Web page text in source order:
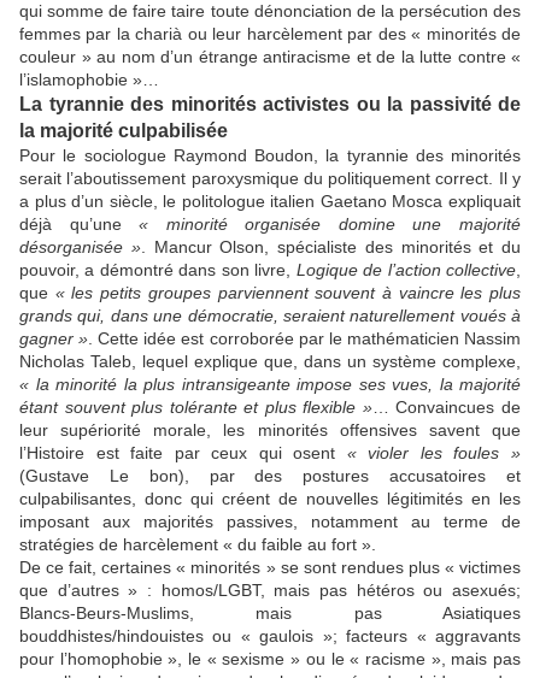
qui somme de faire taire toute dénonciation de la persécution des
femmes par la charià ou leur harcèlement par des « minorités de
couleur » au nom d’un étrange antiracisme et de la lutte contre «
l’islamophobie »…
La tyrannie des minorités activistes ou la passivité de
la majorité culpabilisée
Pour le sociologue Raymond Boudon, la tyrannie des minorités
serait l’aboutissement paroxysmique du politiquement correct. Il y
a plus d’un siècle, le politologue italien Gaetano Mosca expliquait
déjà qu’une« minorité organisée domine une majorité
désorganisée ». Mancur Olson, spécialiste des minorités et du
pouvoir, a démontré dans son livre, Logique de l’action collective
que « les petits groupes parviennent souvent à vaincre les plus
grands qui, dans une démocratie, seraient naturellement voués à
gagner » . Cette idée est corroborée par le mathématicien Nassim
Nicholas Taleb, lequel explique que, dans un système complexe,
« la minorité la plus intransigeante impose ses vues, la majorité
étant souvent plus tolérante et plus flexible »… Convaincues de
leur supériorité morale, les minorités offensives savent que
l’Histoire est faite par ceux qui osent « violer les foules »
(Gustave Le bon), par des postures accusatoires et
culpabilisantes, donc qui créent de nouvelles légitimités en les
imposant aux majorités passives, notamment au terme de
stratégies de harcèlement « du faible au fort ».
De ce fait, certaines « minorités » se sont rendues plus « victimes
que d’autres » : homos/LGBT, mais pas hétéros ou asexués;
Blancs-Beurs-Muslims, mais pas Asiatiques
bouddhistes/hindouistes ou « gaulois »; facteurs « aggravants
pour l’homophobie », le « sexisme » ou le « racisme », mais pas